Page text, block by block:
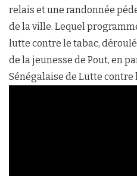
relais et une randonnée
de la ville. Lequel
lutte contre le tabac,
de la jeunesse de Pout, en
Sénégalaise de Lutte contre